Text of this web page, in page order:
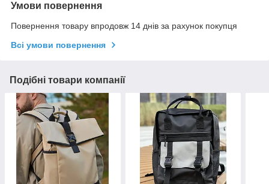
Умови повернення
Повернення товару впродовж 14 днів за рахунок покупця
Всі умови повернення
Подібні товари компанії